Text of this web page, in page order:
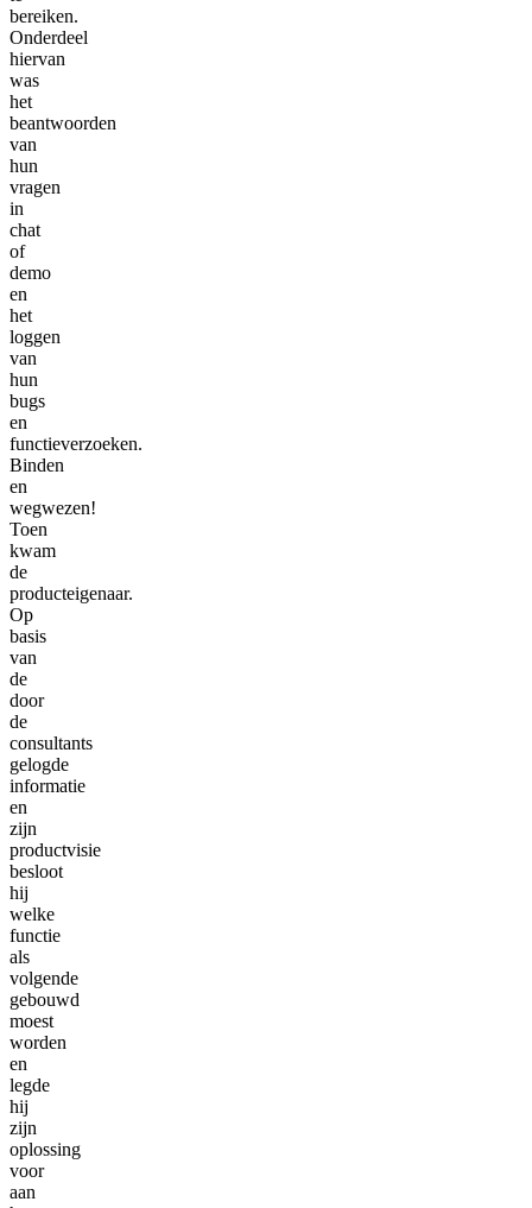
bereiken.
Onderdeel
hiervan
was
het
beantwoorden
van
hun
vragen
in
chat
of
demo
en
het
loggen
van
hun
bugs
en
functieverzoeken.
Binden
en
wegwezen!
Toen
kwam
de
producteigenaar.
Op
basis
van
de
door
de
consultants
gelogde
informatie
en
zijn
productvisie
besloot
hij
welke
functie
als
volgende
gebouwd
moest
worden
en
legde
hij
zijn
oplossing
voor
aan